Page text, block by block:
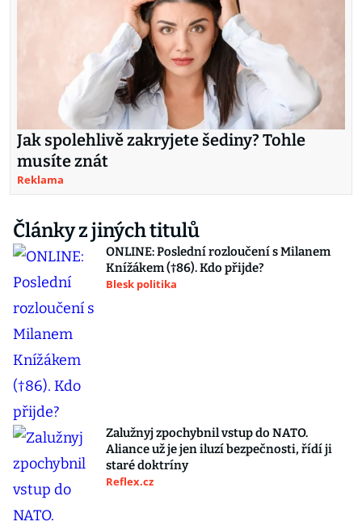
Jak spolehlivě zakryjete šediny? Tohle
musíte znát
Reklama
Články z jiných titulů
ONLINE: Poslední rozloučení s Milanem
Knížákem (†86). Kdo přijde?
Blesk politika
Zalužnyj zpochybnil vstup do NATO.
Aliance už je jen iluzí bezpečnosti, řídí ji
staré doktríny
Reflex.cz